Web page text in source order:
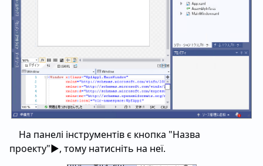
На панелі інструментів є кнопка "Назва
проекту"▶, тому натисніть на неї.